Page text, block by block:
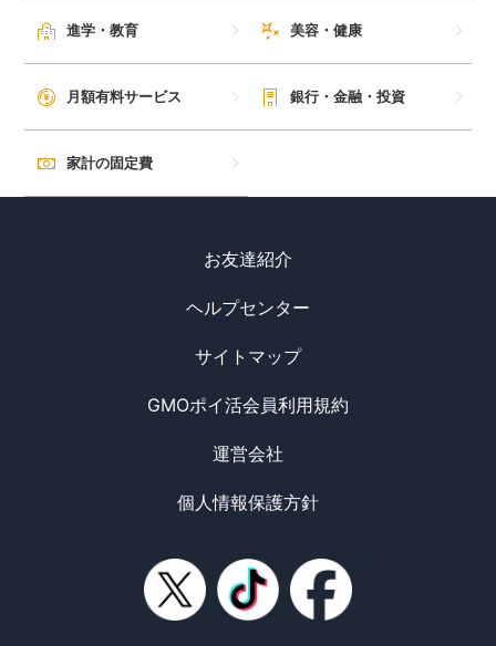
進学・教育 美容・健康
月額有料サービス 銀行・金融・投資
家計の固定費
お友達紹介
ヘルプセンター
サイトマップ
GMOポイ活会員利用規約
運営会社
個人情報保護方針